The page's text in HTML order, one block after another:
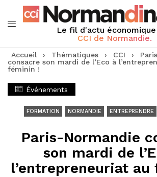
Le fil d'actu
CCI de Normandie.
Accueil › Thématiques › CCI ›
consacre son mardi de l’Eco à
féminin !
Événements
FORMATION NORMANDIE ENTREPRENDRE
Paris-Normandie
son mardi de
l’entrepreneuriat